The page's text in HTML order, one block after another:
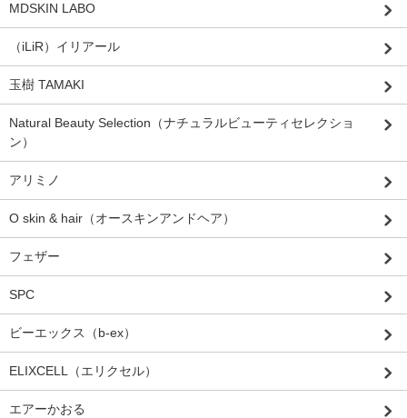
MDSKIN LABO
（iLiR）イリアール
玉樹 TAMAKI
Natural Beauty Selection（ナチュラルビューティセレクショ
ン）
アリミノ
O skin & hair（オースキンアンドヘア）
フェザー
SPC
ビーエックス（b-ex）
ELIXCELL（エリクセル）
エアーかおる